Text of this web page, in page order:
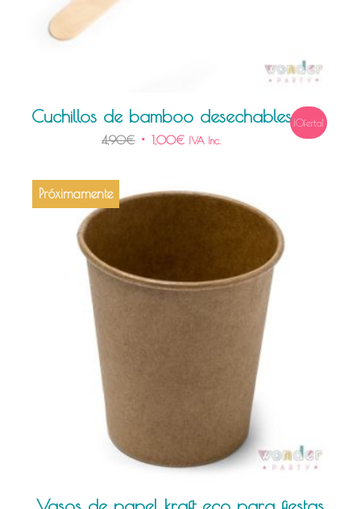
Cuchillos de bamboo desechables
4,90€ 1,00€ IVA Inc.
¡Oferta!
Próximamente